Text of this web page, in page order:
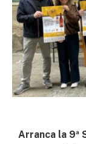
Arranca la 9ª